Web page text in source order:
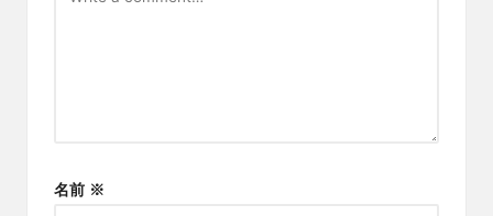
名前 ※